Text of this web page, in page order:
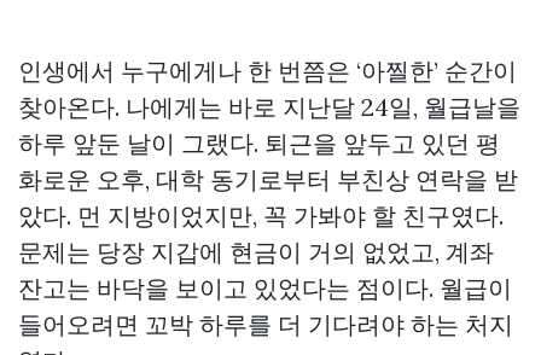
인생에서 누구에게나 한 번쯤은 ‘아찔한’ 순간이
찾아온다. 나에게는 바로 지난달 24일, 월급날을
하루 앞둔 날이 그랬다. 퇴근을 앞두고 있던 평
화로운 오후, 대학 동기로부터 부친상 연락을 받
았다. 먼 지방이었지만, 꼭 가봐야 할 친구였다.
문제는 당장 지갑에 현금이 거의 없었고, 계좌
잔고는 바닥을 보이고 있었다는 점이다. 월급이
들어오려면 꼬박 하루를 더 기다려야 하는 처지